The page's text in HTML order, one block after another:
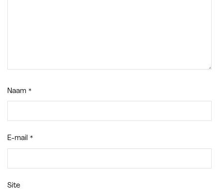
Naam *
E-mail *
Site